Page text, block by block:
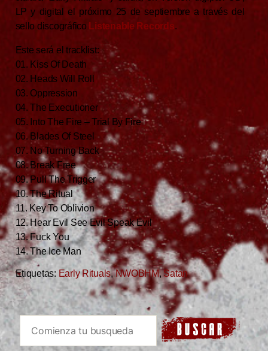
LP y digital el próximo 25 de septiembre a través del
sello discográfico Listenable Records.
Este será el tracklist:
01. Kiss Of Death
02. Heads Will Roll
03. Oppression
04. The Executioner
05. Into The Fire – Trial By Fire
06. Blades Of Steel
07. No Turning Back
08. Break Free
09. Pull The Trigger
10. The Ritual
11. Key To Oblivion
12. Hear Evil See Evil Speak Evil
13. Fuck You
14. The Ice Man
Etiquetas: Early Rituals,NWOBHM,Satan